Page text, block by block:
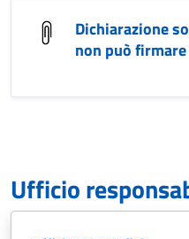
Dichiarazione
non può firmare
Ufficio